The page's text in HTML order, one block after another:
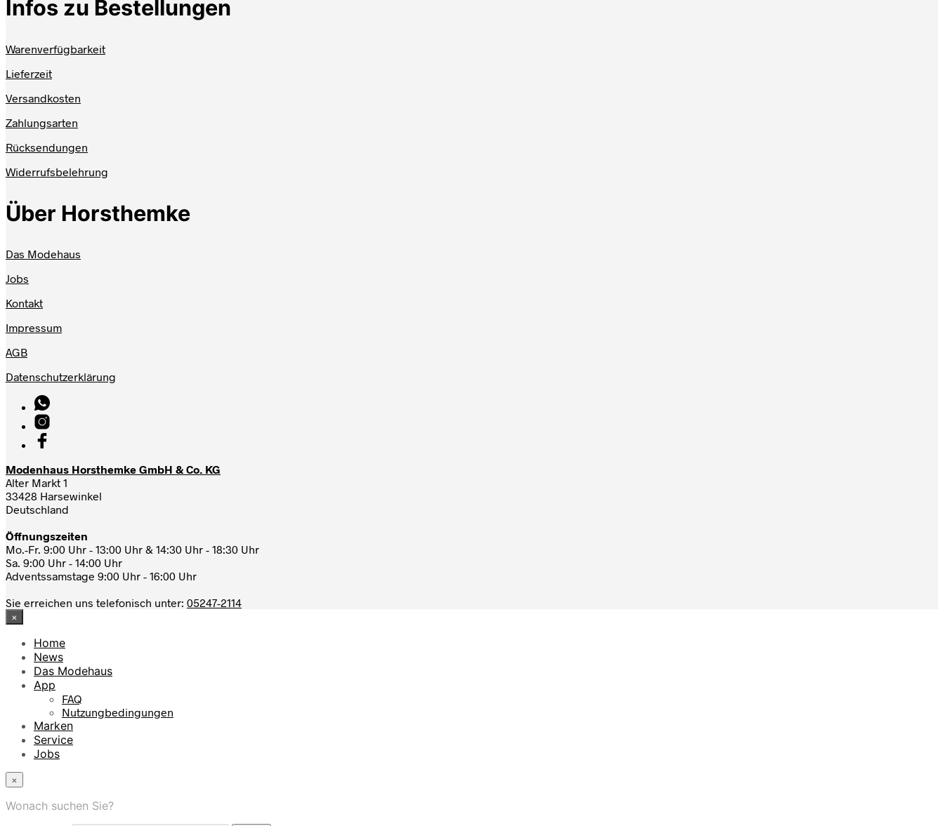
Infos zu Bestellungen
Warenverfügbarkeit
Lieferzeit
Versandkosten
Zahlungsarten
Rücksendungen
Widerrufsbelehrung
Über Horsthemke
Das Modehaus
Jobs
Kontakt
Impressum
AGB
Datenschutzerklärung
Modenhaus Horsthemke GmbH & Co. KG
Alter Markt 1
33428 Harsewinkel
Deutschland
Öffnungszeiten
Mo.-Fr. 9:00 Uhr - 13:00 Uhr & 14:30 Uhr - 18:30 Uhr
Sa. 9:00 Uhr - 14:00 Uhr
Adventssamstage 9:00 Uhr - 16:00 Uhr
Sie erreichen uns telefonisch unter: 05247-2114
×
Home
News
Das Modehaus
App
FAQ
Nutzungbedingungen
Marken
Service
Jobs
×
Wonach suchen Sie?